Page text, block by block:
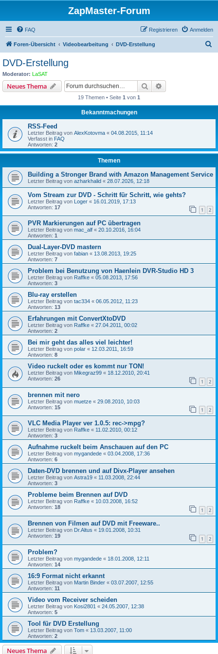
ZapMaster-Forum
FAQ Anmelden
Registrieren
Foren-Übersicht Videobearbeitung DVD-Erstellung
DVD-Erstellung
Moderator: LaSAT
Neues Thema Suche
19 Themen • Seite 1 von 1
Bekanntmachungen
RSS-Feed
Letzter Beitrag von AlexKotovma « 04.08.2015, 11:14
Verfasst in FAQ
Antworten: 2
Themen
Building a Stronger Brand with Amazon Management Service
Letzter Beitrag von azharkhalid « 28.07.2026, 12:18
Vom Stream zur DVD - Schritt für Schritt, wie gehts?
Letzter Beitrag von Loger « 16.01.2019, 17:13
Antworten: 17 1 2
PVR Markierungen auf PC übertragen
Letzter Beitrag von mac_alf « 20.10.2016, 16:04
Antworten: 1
Dual-Layer-DVD mastern
Letzter Beitrag von fabian « 13.08.2013, 19:25
Antworten: 7
Problem bei Benutzung von Haenlein DVR-Studio HD 3
Letzter Beitrag von Raffke « 05.08.2013, 17:56
Antworten: 3
Blu-ray erstellen
Letzter Beitrag von tac334 « 06.05.2012, 11:23
Antworten: 13
Erfahrungen mit ConvertXtoDVD
Letzter Beitrag von Raffke « 27.04.2011, 00:02
Antworten: 2
Bei mir geht das alles viel leichter!
Letzter Beitrag von polar « 12.03.2011, 16:59
Antworten: 8
Video ruckelt oder es kommt nur TON!
Letzter Beitrag von Mikegraz99 « 18.12.2010, 20:41
Antworten: 26 1 2
brennen mit nero
Letzter Beitrag von muetze « 29.08.2010, 10:03
Antworten: 15 1 2
VLC Media Player ver 1.0.5: rec->mpg?
Letzter Beitrag von Raffke « 11.02.2010, 00:12
Antworten: 3
Aufnahme ruckelt beim Anschauen auf den PC
Letzter Beitrag von mygandede « 03.04.2008, 17:36
Antworten: 6
Daten-DVD brennen und auf Divx-Player ansehen
Letzter Beitrag von Astra19 « 11.03.2008, 22:44
Antworten: 3
Probleme beim Brennen auf DVD
Letzter Beitrag von Raffke « 10.03.2008, 16:52
Antworten: 18 1 2
Brennen von Filmen auf DVD mit Freeware..
Letzter Beitrag von Dr.Altus « 19.01.2008, 10:31
Antworten: 19 1 2
Problem?
Letzter Beitrag von mygandede « 18.01.2008, 12:11
Antworten: 14
16:9 Format nicht erkannt
Letzter Beitrag von Martin Binder « 03.07.2007, 12:55
Antworten: 11
Video vom Receiver scheiden
Letzter Beitrag von Kosi2801 « 24.05.2007, 12:38
Antworten: 5
Tool für DVD Erstellung
Letzter Beitrag von Tom « 13.03.2007, 11:00
Antworten: 2
Neues Thema